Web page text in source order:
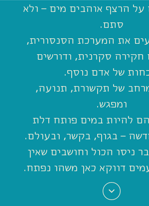
על הרצף אוהבים מים – ולא
סתם.
את המערכת הסנסורית,
חקירה סקרנית, ודורשים
של אדם נוסף.
של תקשורת, תנועה,
ומפגש.
להיות במים פותח דלת
– בגוף, בקשר, ובעולם.
ניסו הכול וחושבים שאין
דווקא כאן משהו נפתח.